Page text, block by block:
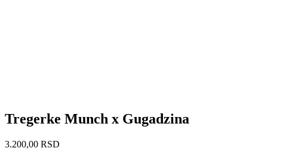
Tregerke Munch x Gugadzina
3.200,00 RSD